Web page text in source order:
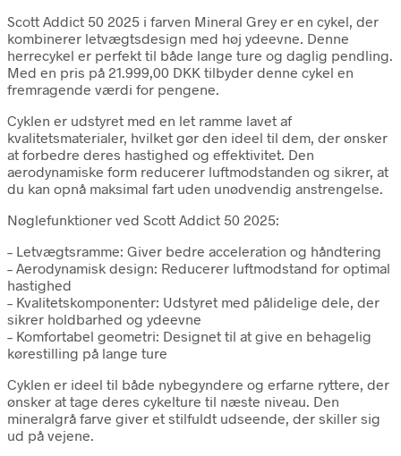
Scott Addict 50 2025 i farven Mineral Grey er en cykel, der
kombinerer letvægtsdesign med høj ydeevne. Denne
herrecykel er perfekt til både lange ture og daglig pendling.
Med en pris på 21.999,00 DKK tilbyder denne cykel en
fremragende værdi for pengene.
Cyklen er udstyret med en let ramme lavet af
kvalitetsmaterialer, hvilket gør den ideel til dem, der ønsker
at forbedre deres hastighed og effektivitet. Den
aerodynamiske form reducerer luftmodstanden og sikrer, at
du kan opnå maksimal fart uden unødvendig anstrengelse.
Nøglefunktioner ved Scott Addict 50 2025:
– Letvægtsramme: Giver bedre acceleration og håndtering
– Aerodynamisk design: Reducerer luftmodstand for optimal
hastighed
– Kvalitetskomponenter: Udstyret med pålidelige dele, der
sikrer holdbarhed og ydeevne
– Komfortabel geometri: Designet til at give en behagelig
kørestilling på lange ture
Cyklen er ideel til både nybegyndere og erfarne ryttere, der
ønsker at tage deres cykelture til næste niveau. Den
mineralgrå farve giver et stilfuldt udseende, der skiller sig
ud på vejene.